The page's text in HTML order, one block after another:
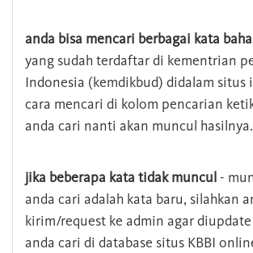
anda bisa mencari berbagai kata
yang sudah terdaftar di kementrian
Indonesia (kemdikbud) didalam situs
cara mencari di kolom pencarian
anda cari nanti akan muncul hasilnya.
jika beberapa kata tidak muncul -
anda cari adalah kata baru, silahkan
kirim/request ke admin agar
anda cari di database situs KBBI